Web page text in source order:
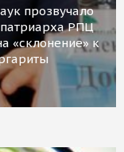
прозвучало
РПЦ
«склонение» к